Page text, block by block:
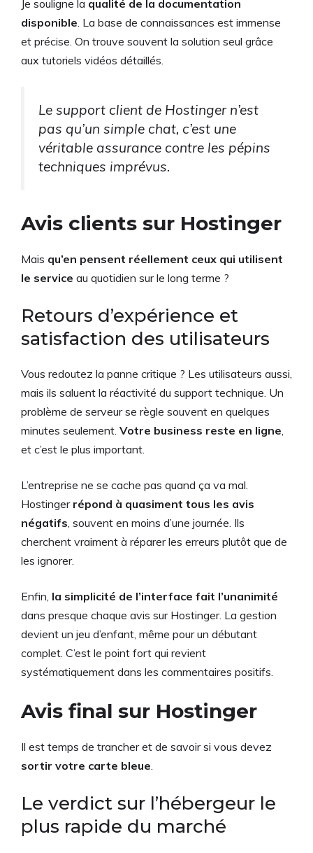
Je souligne la qualité de la documentation
disponible . La base de connaissances est immense
et précise. On trouve souvent la solution seul grâce
aux tutoriels vidéos détaillés.
Le support client de Hostinger n’est
pas qu’un simple chat, c’est une
véritable assurance contre les pépins
techniques imprévus.
Avis clients sur Hostinger
Mais qu’en pensent réellement ceux qui utilisent
le service au quotidien sur le long terme ?
Retours d’expérience et
satisfaction des utilisateurs
Vous redoutez la panne critique ? Les utilisateurs aussi,
mais ils saluent la réactivité du support technique. Un
problème de serveur se règle souvent en quelques
minutes seulement. Votre business reste en ligne
et c’est le plus important.
L’entreprise ne se cache pas quand ça va mal.
Hostinger répond à quasiment tous les avis
négatifs , souvent en moins d’une journée. Ils
cherchent vraiment à réparer les erreurs plutôt que de
les ignorer.
Enfin, la simplicité de l’interface fait l’unanimité
dans presque chaque avis sur Hostinger. La gestion
devient un jeu d’enfant, même pour un débutant
complet. C’est le point fort qui revient
systématiquement dans les commentaires positifs.
Avis final sur Hostinger
Il est temps de trancher et de savoir si vous devez
sortir votre carte bleue
Le verdict sur l’hébergeur le
plus rapide du marché